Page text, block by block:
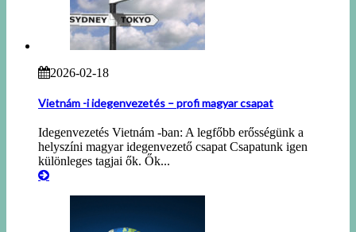
2026-02-18
Vietnám -i idegenvezetés – profi magyar csapat
Idegenvezetés Vietnám -ban: A legfőbb erősségünk a
helyszíni magyar idegenvezető csapat Csapatunk igen
különleges tagjai ők. Ők...